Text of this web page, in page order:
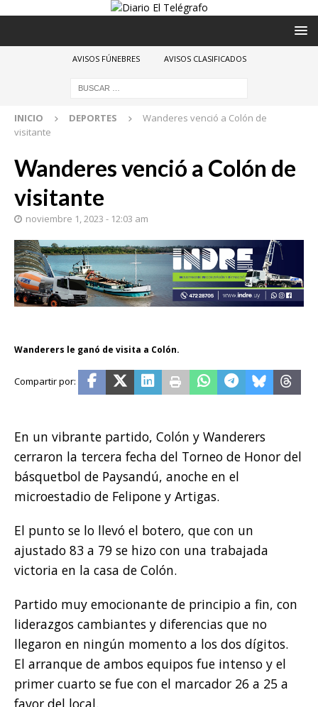
AVISOS FÚNEBRES AVISOS CLASIFICADOS
INICIO DEPORTES
Wanderes venció a Colón de
visitante
Wanderes venció a Colón de
visitante
noviembre 1, 2023 - 12:03 am
Wanderers le ganó de visita a Colón.
En un vibrante partido, Colón y Wanderers
cerraron la tercera fecha del Torneo de Honor del
básquetbol de Paysandú, anoche en el
microestadio de Felipone y Artigas.
El punto se lo llevó el botero, que con un
ajustado 83 a 79 se hizo con una trabajada
victoria en la casa de Colón.
Partido muy emocionante de principio a fin, con
liderazgos cambiantes y diferencias que no
llegaron en ningún momento a los dos dígitos.
El arranque de ambos equipos fue intenso y el
primer cuarto se fue con el marcador 26 a 25 a
favor del local.